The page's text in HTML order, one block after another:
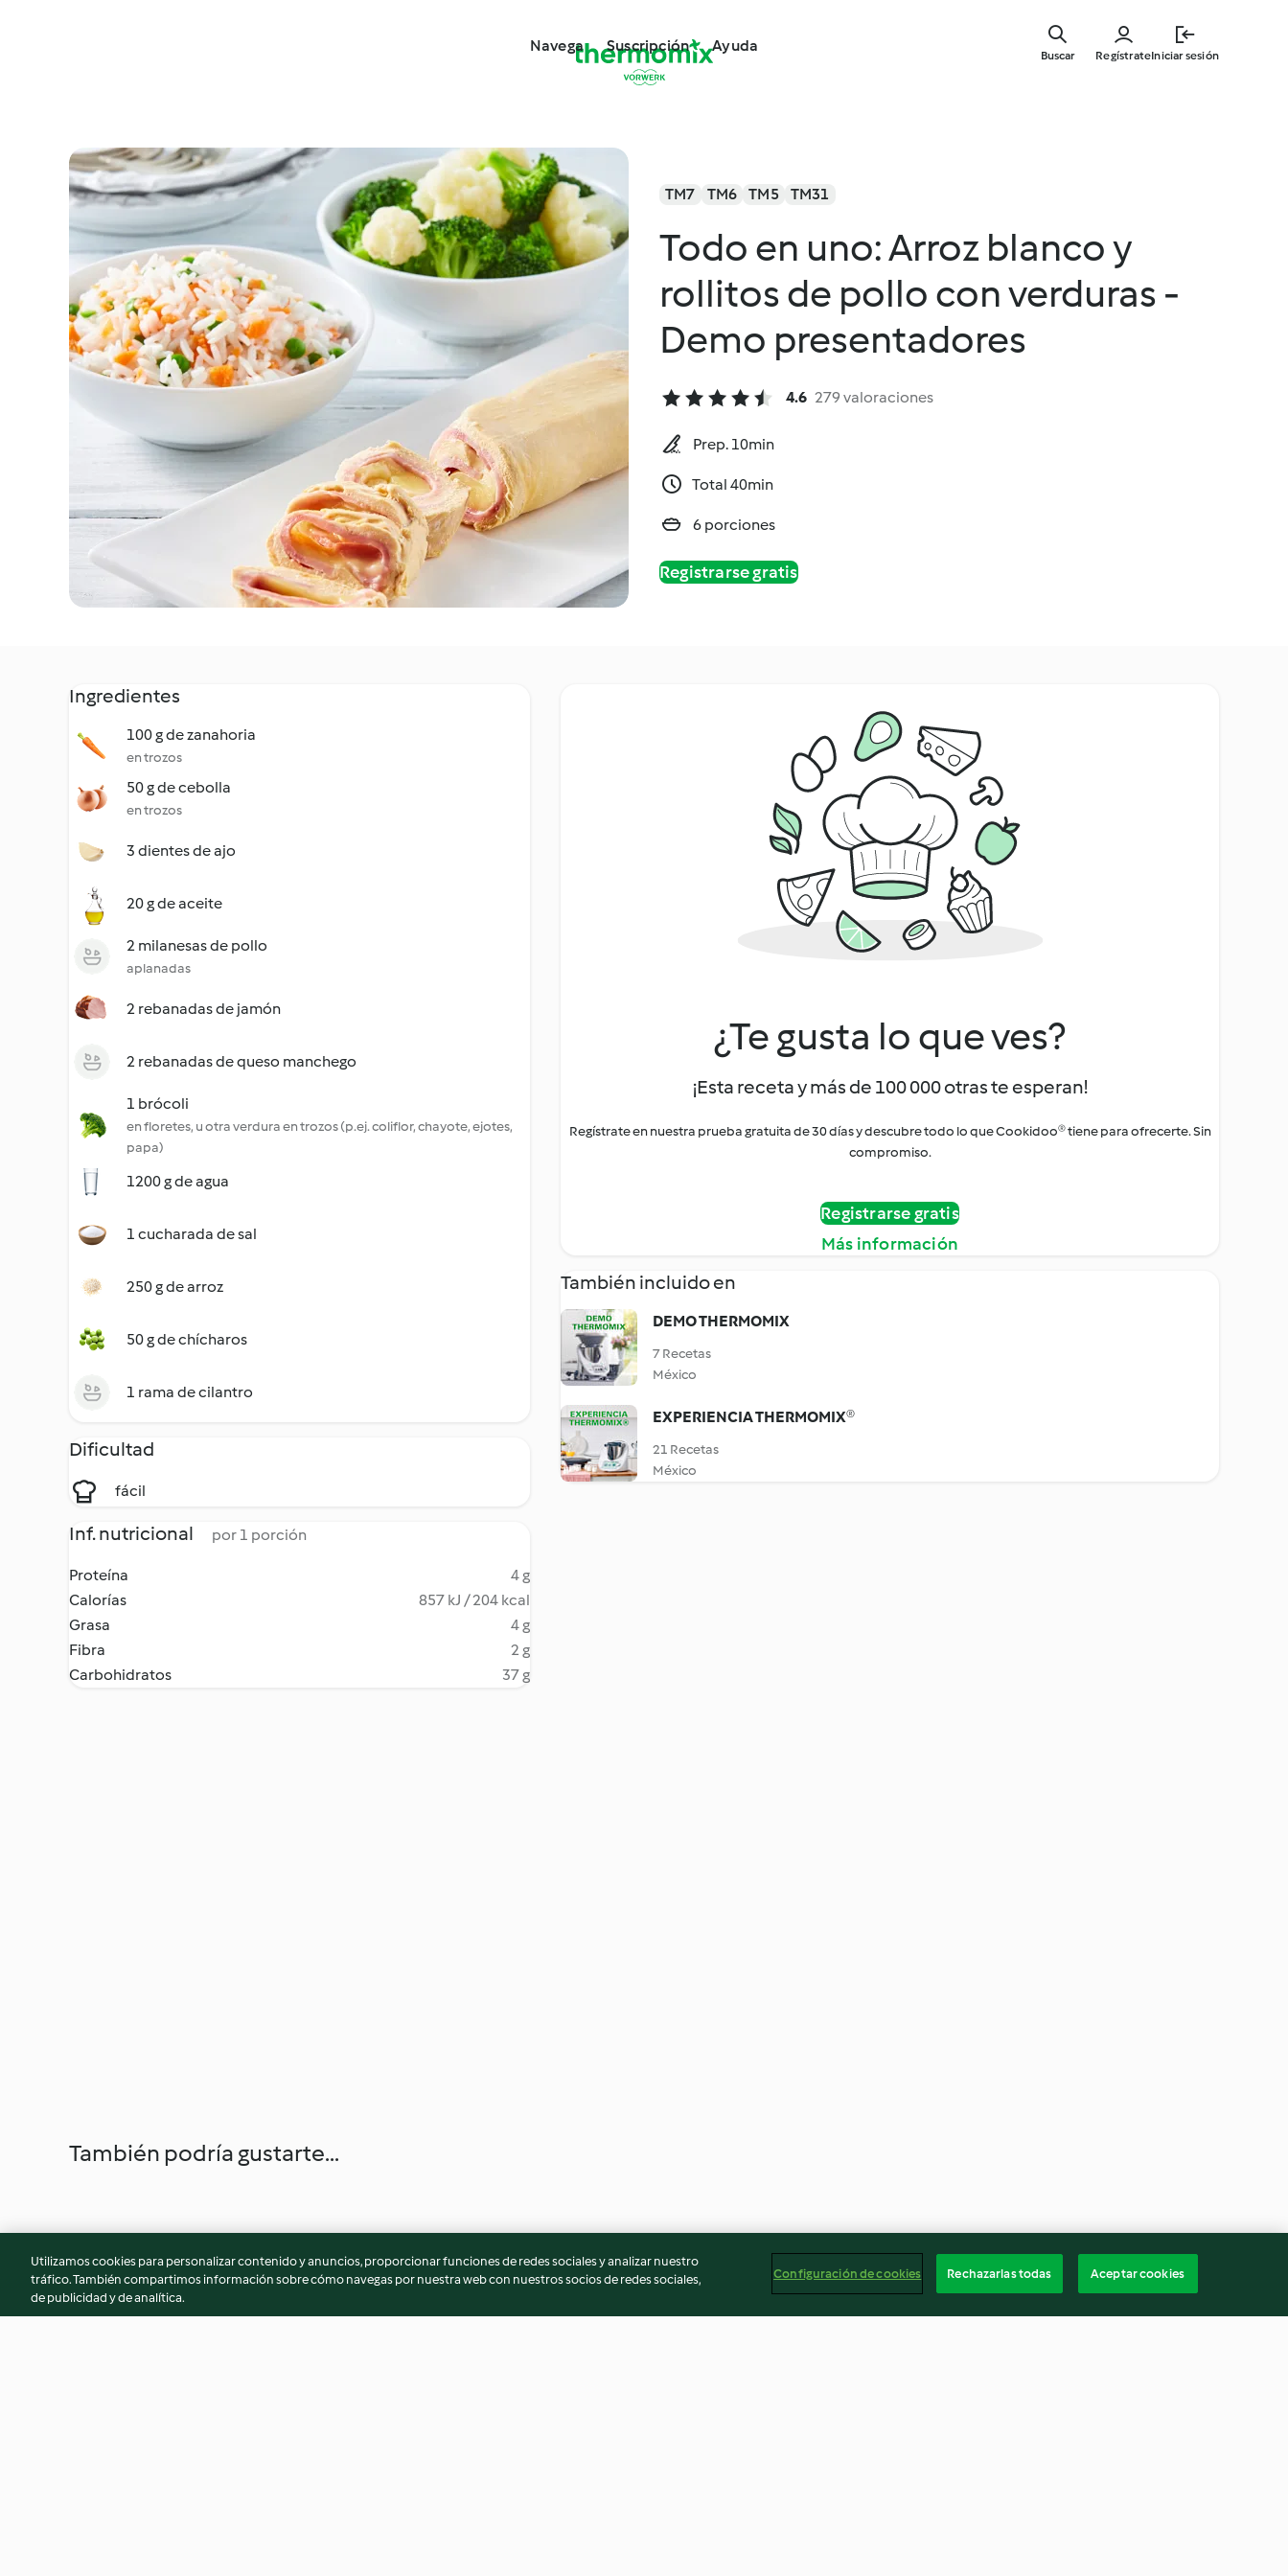
Navega Suscripción Ayuda
RegístrateIniciar sesión
Buscar
TM7 TM6 TM5 TM31
Todo en uno: Arroz blanco y
rollitos de pollo con verduras -
Demo presentadores
4.6 279 valoraciones
Prep. 10min
Total 40min
6 porciones
Registrarse gratis
Ingredientes
100 g de zanahoria
en trozos
50 g de cebolla
en trozos
3 dientes de ajo
20 g de aceite
2 milanesas de pollo
aplanadas
2 rebanadas de jamón
2 rebanadas de queso manchego
1 brócoli
en floretes, u otra verdura en trozos (p.ej. coliflor, chayote, ejotes,
papa)
1200 g de agua
1 cucharada de sal
250 g de arroz
50 g de chícharos
1 rama de cilantro
Dificultad
fácil
Inf. nutricional por 1 porción
Proteína
4 g
Calorías
857 kJ / 204 kcal
Grasa
4 g
Fibra
2 g
Carbohidratos
37 g
¿Te gusta lo que ves?
¡Esta receta y más de 100 000 otras te esperan!
Regístrate en nuestra prueba gratuita de 30 días y descubre todo lo que Cookidoo® tiene para ofrecerte. Sin
compromiso.
Registrarse gratis
Más información
También incluido en
DEMO THERMOMIX
7 Recetas
México
EXPERIENCIA THERMOMIX®
21 Recetas
México
También podría gustarte...
Utilizamos cookies para personalizar contenido y anuncios, proporcionar funciones de redes sociales y analizar nuestro
tráfico. También compartimos información sobre cómo navegas por nuestra web con nuestros socios de redes sociales,
de publicidad y de analítica.
Configuración de cookies Rechazarlas todas Aceptar cookies